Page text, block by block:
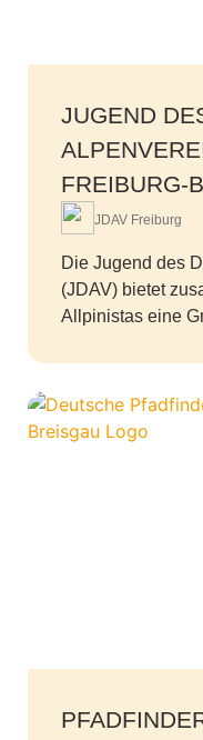
JUGEND
FREIBURG-
JDAV Freiburg
Die Jugend des
(JDAV) bietet
Allpinistas eine